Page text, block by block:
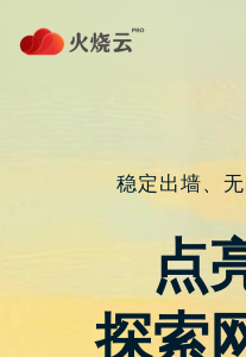
nordvpn 安卓
Google 相
16.3.1 後一直
于2023 年 2 月